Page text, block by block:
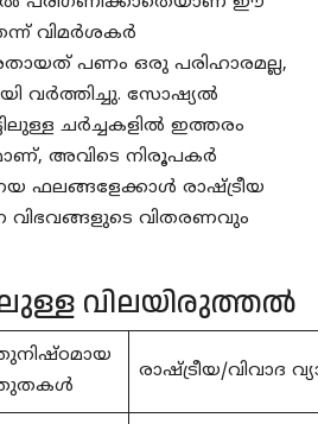
വിമർശകർ
പണം ഒരു പരിഹാരമല്ല,
വർത്തിച്ചു. സോഷ്യൽ
ചർച്ചകളിൽ ഇത്തരം
അവിടെ നിരൂപകർ
രാഷ്ട്രീയ
വിഭവങ്ങളുടെ വിതരണവും
വിലയിരുത്തൽ
രാഷ്ട്രീയ/വിവാദ